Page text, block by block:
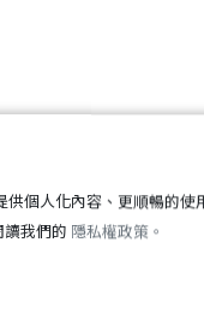
戲企業合作
個人化內容、更順暢的使
我們的 隱私權政策。